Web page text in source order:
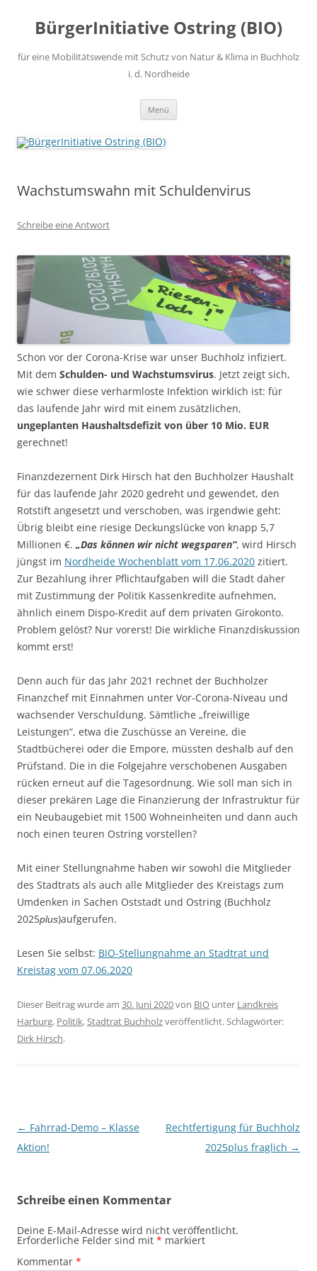
springen
BürgerInitiative Ostring (BIO)
für eine Mobilitätswende mit Schutz von Natur & Klima in Buchholz
i. d. Nordheide
Menü
Wachstumswahn mit Schuldenvirus
Schreibe eine Antwort
Schon vor der Corona-Krise war unser Buchholz infiziert.
Mit dem Schulden- und Wachstumsvirus. Jetzt zeigt sich,
wie schwer diese verharmloste Infektion wirklich ist: für
das laufende Jahr wird mit einem zusätzlichen,
ungeplanten Haushaltsdefizit von über 10 Mio. EUR
gerechnet!
Finanzdezernent Dirk Hirsch hat den Buchholzer Haushalt
für das laufende Jahr 2020 gedreht und gewendet, den
Rotstift angesetzt und verschoben, was irgendwie geht:
Übrig bleibt eine riesige Deckungslücke von knapp 5,7
Millionen €. „Das können wir nicht wegsparen“, wird Hirsch
jüngst im Nordheide Wochenblatt vom 17.06.2020 zitiert.
Zur Bezahlung ihrer Pflichtaufgaben will die Stadt daher
mit Zustimmung der Politik Kassenkredite aufnehmen,
ähnlich einem Dispo-Kredit auf dem privaten Girokonto.
Problem gelöst? Nur vorerst! Die wirkliche Finanzdiskussion
kommt erst!
Denn auch für das Jahr 2021 rechnet der Buchholzer
Finanzchef mit Einnahmen unter Vor-Corona-Niveau und
wachsender Verschuldung. Sämtliche „freiwillige
Leistungen“, etwa die Zuschüsse an Vereine, die
Stadtbücherei oder die Empore, müssten deshalb auf den
Prüfstand. Die in die Folgejahre verschobenen Ausgaben
rücken erneut auf die Tagesordnung. Wie soll man sich in
dieser prekären Lage die Finanzierung der Infrastruktur für
ein Neubaugebiet mit 1500 Wohneinheiten und dann auch
noch einen teuren Ostring vorstellen?
Mit einer Stellungnahme haben wir sowohl die Mitglieder
des Stadtrats als auch alle Mitglieder des Kreistags zum
Umdenken in Sachen Oststadt und Ostring (Buchholz
2025plus)aufgerufen.
Lesen Sie selbst: BIO-Stellungnahme an Stadtrat und
Kreistag vom 07.06.2020
Dieser Beitrag wurde am 30. Juni 2020von BIO unter Landkreis
Harburg, Politik,Stadtrat Buchholzveröffentlicht. Schlagwörter:
Dirk Hirsch.
Beitragsnavigation
← Fahrrad-Demo – Klasse
Aktion!
Rechtfertigung für Buchholz
2025plus fraglich →
Schreibe einen Kommentar
Deine E-Mail-Adresse wird nicht veröffentlicht.
Erforderliche Felder sind mit * markiert
Kommentar *